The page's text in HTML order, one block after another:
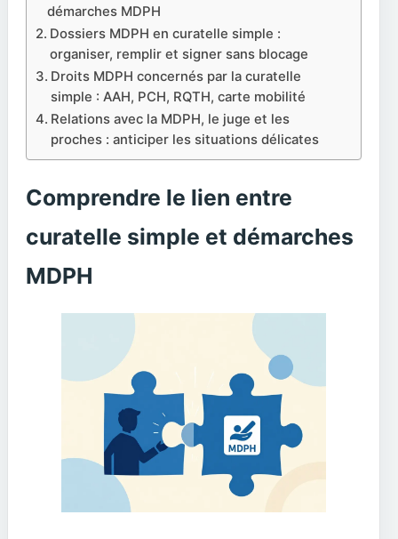
démarches MDPH
Dossiers MDPH en curatelle simple :
organiser, remplir et signer sans blocage
Droits MDPH concernés par la curatelle
simple : AAH, PCH, RQTH, carte mobilité
Relations avec la MDPH, le juge et les
proches : anticiper les situations délicates
Comprendre le lien entre
curatelle simple et démarches
MDPH